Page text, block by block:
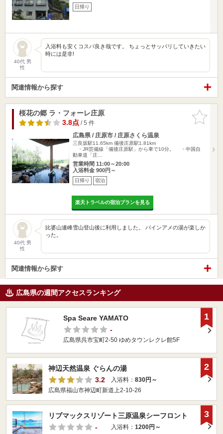
日帰り
40代 男
性
入浴料も安くコスパ良き哉です。 ちょっとサッパリしていきたい
時には是非!
関連情報から探す
お気に入
りに追加
桜花の郷 ラ・フォーレ庄原
3.8点/ 5 件
広島県 / 庄原市 / 庄原さくら温泉
三良坂駅11.65km 備後庄原駅1.81km
・JR芸備線「備後庄原駅」から車で10分。 ・中国自
動車道「庄…
営業時間 11:00～20:00
入浴料金 900円～
日帰り 宿泊
楽天トラベルの宿泊プランを見る
40代 男
性
比婆山連峰雪山登山後に利用しました。 パインアメの湯が楽しか
った。
関連情報から探す
広島県の週間アクセスランキング
Spa Seare YAMATO
-
広島県呉市宝町2-50 ゆめタウンレクレ館5F
1
神辺天然温泉 ぐらんの湯
3.2
入浴料： 830円～
広島県福山市神辺町新道上2-10-26
2
リブマックスリゾート三原温泉シーフロント
-
入浴料： 1200円～
3